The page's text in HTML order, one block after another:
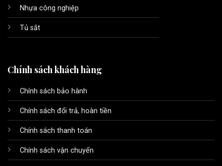
Nhựa công nghiệp
Tủ sắt
Chính sách khách hàng
Chính sách bảo hành
Chính sách đổi trả, hoàn tiền
Chính sách thanh toán
Chính sách vận chuyển